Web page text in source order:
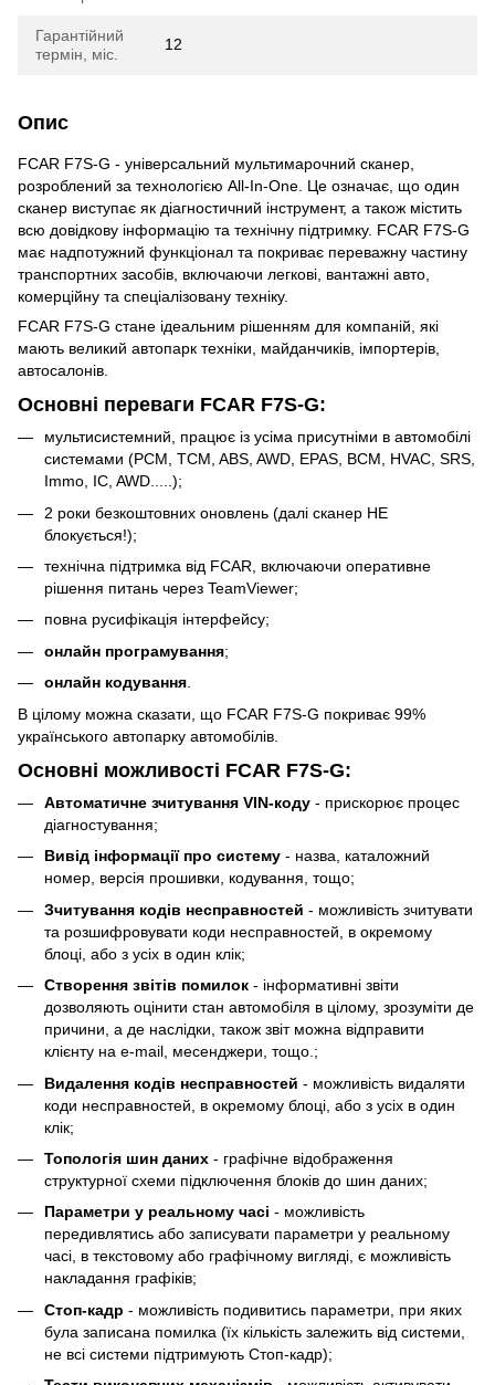
Гарантійний
термін, міс.
12
Опис
FCAR F7S-G - універсальний мультимарочний сканер,
розроблений за технологією All-In-One. Це означає, що один
сканер виступає як діагностичний інструмент, а також містить
всю довідкову інформацію та технічну підтримку. FCAR F7S-G
має надпотужний функціонал та покриває переважну частину
транспортних засобів, включаючи легкові, вантажні авто,
комерційну та спеціалізовану техніку.
FCAR F7S-G стане ідеальним рішенням для компаній, які
мають великий автопарк техніки, майданчиків, імпортерів,
автосалонів.
Основні переваги FCAR F7S-G:
мультисистемний, працює із усіма присутніми в автомобілі
системами (PCM, TCM, ABS, AWD, EPAS, BCM, HVAC, SRS,
Immo, IC, AWD.....);
2 роки безкоштовних оновлень (далі сканер НЕ
блокується!);
технічна підтримка від FCAR, включаючи оперативне
рішення питань через TeamViewer;
повна русифікація інтерфейсу;
онлайн програмування;
онлайн кодування
В цілому можна сказати, що FCAR F7S-G покриває 99%
українського автопарку автомобілів.
Основні можливості FCAR F7S-G:
Автоматичне зчитування VIN-коду - прискорює процес
діагностування;
Вивід інформації про систему - назва, каталожний
номер, версія прошивки, кодування, тощо;
Зчитування кодів несправностей - можливість зчитувати
та розшифровувати коди несправностей, в окремому
блоці, або з усіх в один клік;
Створення звітів помилок - інформативні звіти
дозволяють оцінити стан автомобіля в цілому, зрозуміти де
причини, а де наслідки, також звіт можна відправити
клієнту на e-mail, месенджери, тощо.;
Видалення кодів несправностей - можливість видаляти
коди несправностей, в окремому блоці, або з усіх в один
клік;
Топологія шин даних - графічне відображення
структурної схеми підключення блоків до шин даних;
Параметри у реальному часі - можливість
передивлятись або записувати параметри у реальному
часі, в текстовому або графічному вигляді, є можливість
накладання графіків;
Cтоп-кадр - можливість подивитись параметри, при яких
була записана помилка (їх кількість залежить від системи,
не всі системи підтримують Стоп-кадр);